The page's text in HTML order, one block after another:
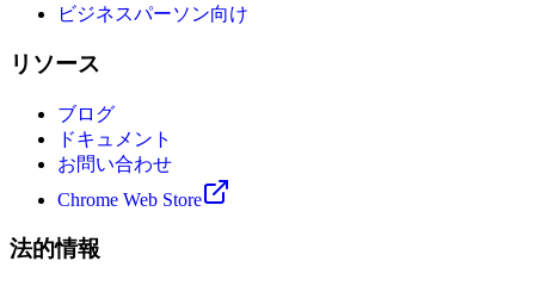
ビジネスパーソン向け
リソース
ブログ
ドキュメント
お問い合わせ
Chrome Web Store
法的情報